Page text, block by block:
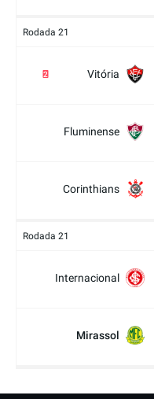
Rodada 21
Vitória
2
Fluminense
Corinthians
Rodada 21
Internacional
Mirassol